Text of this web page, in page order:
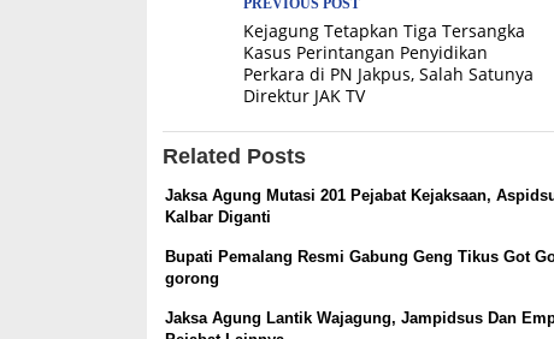
Post
navigation
PREVIOUS POST
Kejagung Tetapkan Tiga Tersangka
Kasus Perintangan Penyidikan
Perkara di PN Jakpus, Salah Satunya
Direktur JAK TV
Related Posts
Jaksa Agung Mutasi 201 Pejabat Kejaksaan,
Kalbar Diganti
Bupati Pemalang Resmi Gabung Geng Tikus Got
gorong
Jaksa Agung Lantik Wajagung, Jampidsus Dan